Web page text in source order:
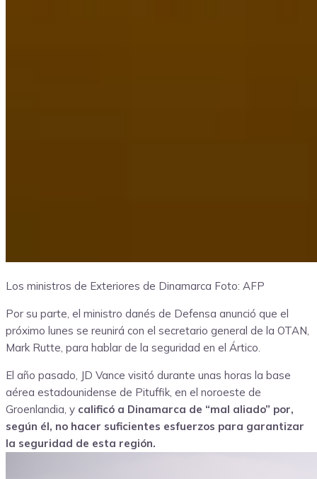
Los ministros de Exteriores de Dinamarca Foto: AFP
Por su parte, el ministro danés de Defensa anunció que el
próximo lunes se reunirá con el secretario general de la OTAN,
Mark Rutte, para hablar de la seguridad en el Ártico.
El año pasado, JD Vance visitó durante unas horas la base
aérea estadounidense de Pituffik, en el noroeste de
Groenlandia, y calificó a Dinamarca de “mal aliado” por,
según él, no hacer suficientes esfuerzos para garantizar
la seguridad de esta región.